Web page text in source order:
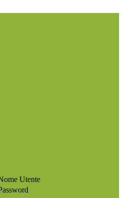
Utente